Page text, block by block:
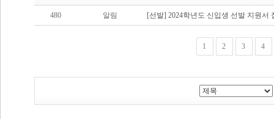
480 알림 [선발] 2024학년도 신입생 선발 지원서
1 2 3 4